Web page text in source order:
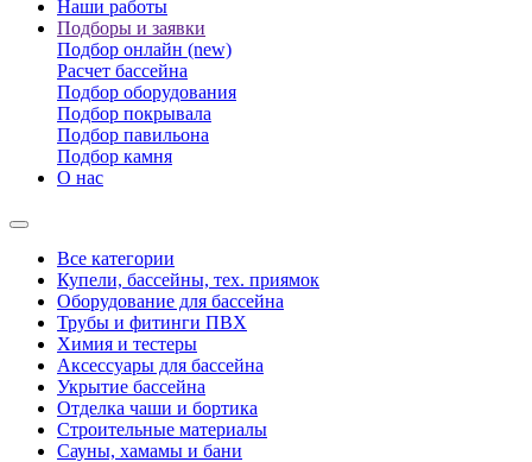
Наши работы
Подборы и заявки
Подбор онлайн (new)
Расчет бассейна
Подбор оборудования
Подбор покрывала
Подбор павильона
Подбор камня
О нас
Все категории
Купели, бассейны, тех. приямок
Оборудование для бассейна
Трубы и фитинги ПВХ
Химия и тестеры
Аксессуары для бассейна
Укрытие бассейна
Отделка чаши и бортика
Строительные материалы
Сауны, хамамы и бани